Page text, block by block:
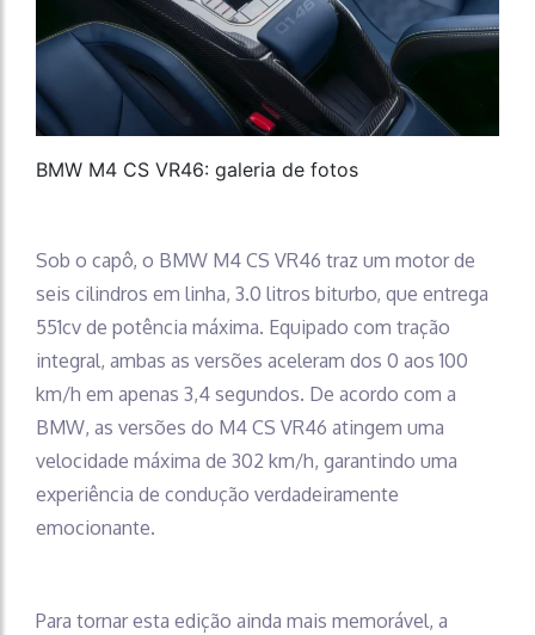
BMW M4 CS VR46: galeria de fotos
Sob o capô, o BMW M4 CS VR46 traz um motor de
seis cilindros em linha, 3.0 litros biturbo, que entrega
551cv de potência máxima. Equipado com tração
integral, ambas as versões aceleram dos 0 aos 100
km/h em apenas 3,4 segundos. De acordo com a
BMW, as versões do M4 CS VR46 atingem uma
velocidade máxima de 302 km/h, garantindo uma
experiência de condução verdadeiramente
emocionante.
Para tornar esta edição ainda mais memorável, a